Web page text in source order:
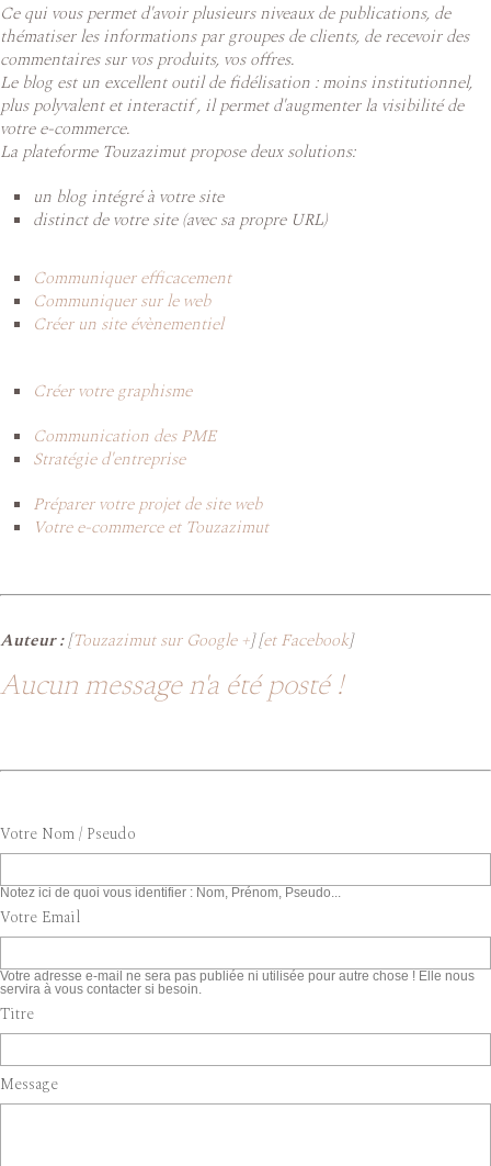
Ce qui vous permet d'avoir plusieurs niveaux de publications, de
thématiser les informations par groupes de clients, de recevoir des
commentaires sur vos produits, vos offres.
Le blog est un excellent outil de fidélisation : moins institutionnel,
plus polyvalent et interactif , il permet d'augmenter la visibilité de
votre e-commerce.
La plateforme Touzazimut propose deux solutions:
un blog intégré à votre site
distinct de votre site (avec sa propre URL)
Communiquer efficacement
Communiquer sur le web
Créer un site évènementiel
Créer votre graphisme
Communication des PME
Stratégie d'entreprise
Préparer votre projet de site web
Votre e-commerce et Touzazimut
Auteur :[Touzazimut sur Google +] [et Facebook]
Aucun message n'a été posté !
Votre Nom / Pseudo
Notez ici de quoi vous identifier : Nom, Prénom, Pseudo...
Votre Email
Votre adresse e-mail ne sera pas publiée ni utilisée pour autre chose ! Elle nous
servira à vous contacter si besoin.
Titre
Message